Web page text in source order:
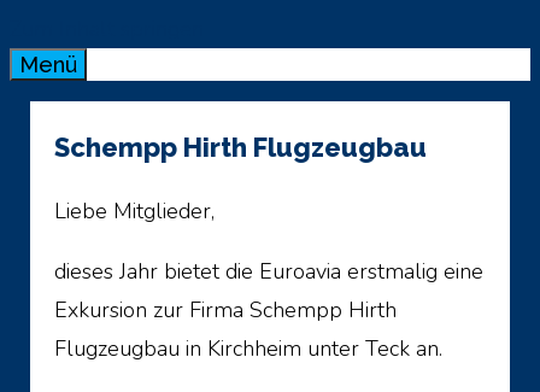
Menü
Schempp Hirth Flugzeugbau
Liebe Mitglieder,
dieses Jahr bietet die Euroavia erstmalig eine
Exkursion zur Firma Schempp Hirth
Flugzeugbau in Kirchheim unter Teck an.